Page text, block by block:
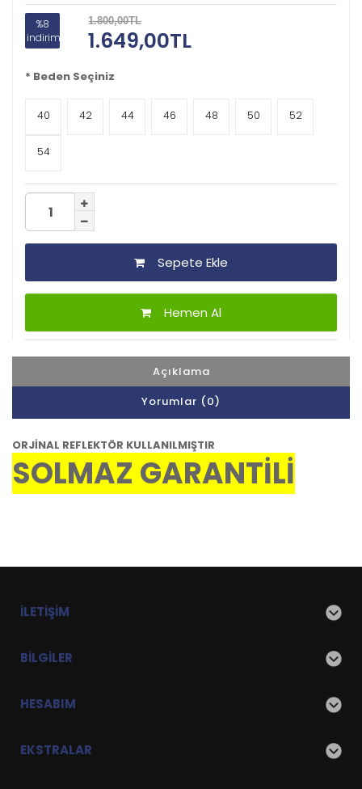
%8
indirim
1.800,00TL
1.649,00TL
* Beden Seçiniz
40 42 44 46 48 50 52
54
Sepete Ekle
Hemen Al
Açıklama
Yorumlar (0)
ORJİNAL REFLEKTÖR KULLANILMIŞTIR
SOLMAZ GARANTİLİ
İLETIŞIM
BILGILER
HESABIM
EKSTRALAR